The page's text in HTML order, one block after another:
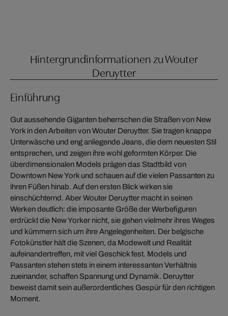
Hintergrundinformationen zu Wouter
Deruytter
Einführung
Gut aussehende Giganten beherrschen die Straßen von New
York in den Arbeiten von Wouter Deruytter. Sie tragen knappe
Unterwäsche und eng anliegende Jeans, die dem neuesten Stil
entsprechen, und zeigen ihre wohl geformten Körper. Die
überdimensionalen Models prägen das Stadtbild von
Downtown New York und schauen auf die vielen Passanten zu
ihren Füßen hinab. Auf den ersten Blick wirken sie
einschüchternd. Aber Wouter Deruytter macht in seinen
Werken deutlich: die imposante Größe der Werbefiguren
erdrückt die New Yorker nicht, sie gehen vielmehr ihres Weges
und kümmern sich um ihre Angelegenheiten. Der belgische
Fotokünstler hält die Szenen, da Modewelt und Realität
aufeinandertreffen, mit viel Geschick fest. Models und
Passanten stehen stets in einem interessanten Verhältnis
zueinander, schaffen Spannung und Dynamik. Deruytter
beweist damit sein außerordentliches Gespür für den richtigen
Moment.